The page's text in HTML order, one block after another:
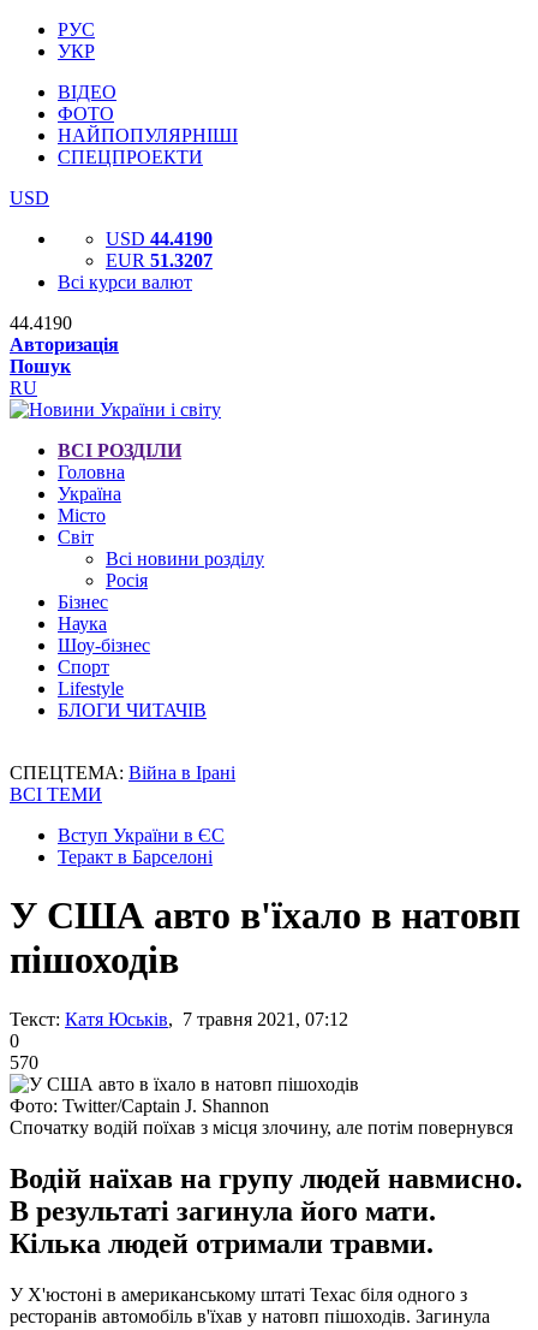
РУС
УКР
ВІДЕО
ФОТО
НАЙПОПУЛЯРНІШІ
СПЕЦПРОЕКТИ
USD
USD 44.4190
EUR 51.3207
Всі курси валют
44.4190
Авторизація
Пошук
RU
ВСІ РОЗДІЛИ
Головна
Україна
Місто
Світ
Всі новини розділу
Росія
Бізнес
Наука
Шоу-бізнес
Спорт
Lifestyle
БЛОГИ ЧИТАЧІВ
СПЕЦТЕМА: Війна в Ірані
ВСІ ТЕМИ
Вступ України в ЄС
Теракт в Барселоні
У США авто в'їхало в натовп
пішоходів
Текст: Катя Юськів, 7 травня 2021, 07:12
0
570
Фото: Twitter/Captain J. Shannon
Спочатку водій поїхав з місця злочину, але потім повернувся
Водій наїхав на групу людей навмисно.
В результаті загинула його мати.
Кілька людей отримали травми.
У Х'юстоні в американському штаті Техас біля одного з
ресторанів автомобіль в'їхав у натовп пішоходів. Загинула